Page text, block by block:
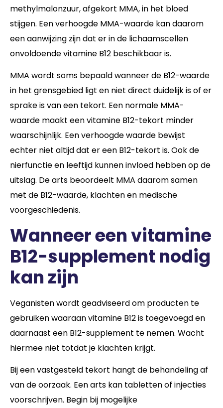
methylmalonzuur, afgekort MMA, in het bloed
stijgen. Een verhoogde MMA-waarde kan daarom
een aanwijzing zijn dat er in de lichaamscellen
onvoldoende vitamine B12 beschikbaar is.
MMA wordt soms bepaald wanneer de B12-waarde
in het grensgebied ligt en niet direct duidelijk is of er
sprake is van een tekort. Een normale MMA-
waarde maakt een vitamine B12-tekort minder
waarschijnlijk. Een verhoogde waarde bewijst
echter niet altijd dat er een B12-tekort is. Ook de
nierfunctie en leeftijd kunnen invloed hebben op de
uitslag. De arts beoordeelt MMA daarom samen
met de B12-waarde, klachten en medische
voorgeschiedenis.
Wanneer een vitamine
B12-supplement nodig
kan zijn
Veganisten wordt geadviseerd om producten te
gebruiken waaraan vitamine B12 is toegevoegd en
daarnaast een B12-supplement te nemen. Wacht
hiermee niet totdat je klachten krijgt.
Bij een vastgesteld tekort hangt de behandeling af
van de oorzaak. Een arts kan tabletten of injecties
voorschrijven. Begin bij mogelijke